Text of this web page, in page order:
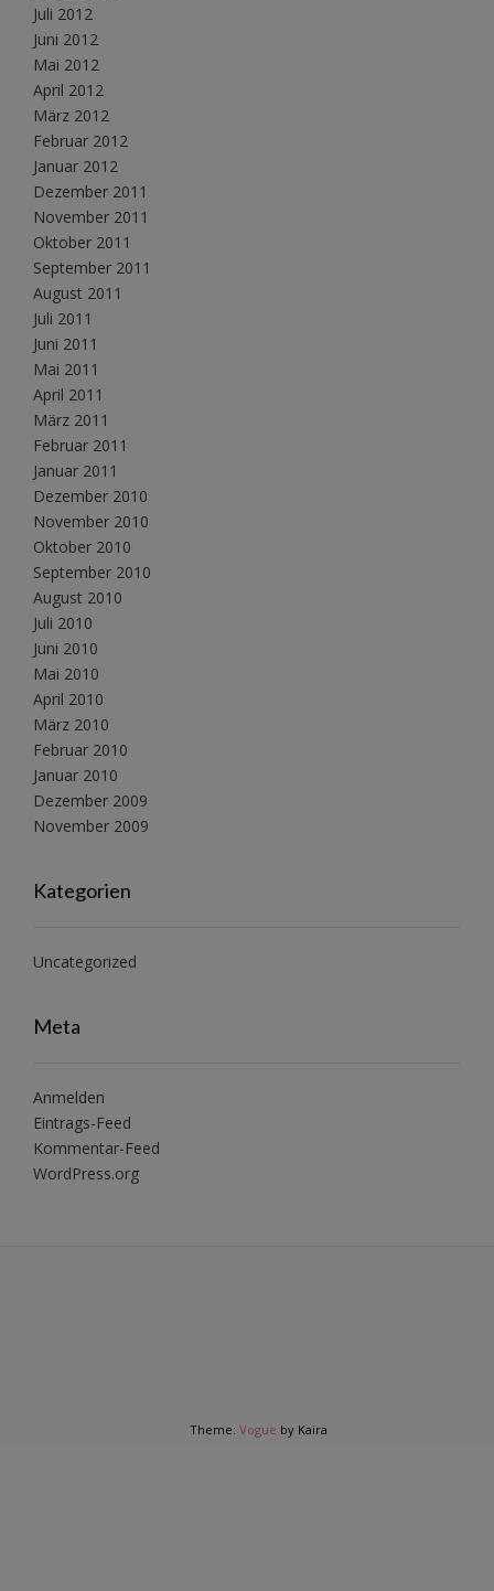
Juli 2012
Juni 2012
Mai 2012
April 2012
März 2012
Februar 2012
Januar 2012
Dezember 2011
November 2011
Oktober 2011
September 2011
August 2011
Juli 2011
Juni 2011
Mai 2011
April 2011
März 2011
Februar 2011
Januar 2011
Dezember 2010
November 2010
Oktober 2010
September 2010
August 2010
Juli 2010
Juni 2010
Mai 2010
April 2010
März 2010
Februar 2010
Januar 2010
Dezember 2009
November 2009
Kategorien
Uncategorized
Meta
Anmelden
Eintrags-Feed
Kommentar-Feed
WordPress.org
Theme: Vogue by Kaira